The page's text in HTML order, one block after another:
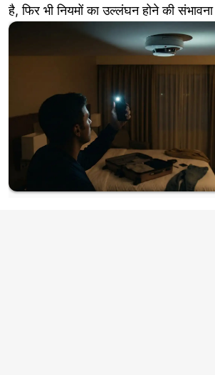
है, फिर भी नियमों का उल्लंघन होने की संभावना